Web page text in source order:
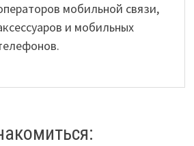
мобильной связи,
и мобильных